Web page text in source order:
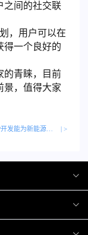
之间的社交联
，用户可以在
得一个良好的
的青睐，目前
景，值得大家
| >